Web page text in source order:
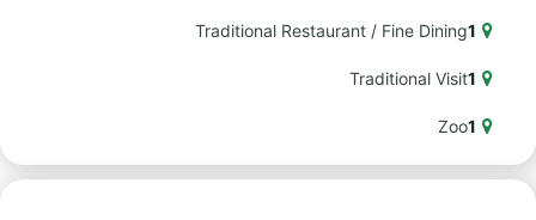
1
Traditional Restaurant / Fine Dining
1
Traditional Visit
1
Zoo